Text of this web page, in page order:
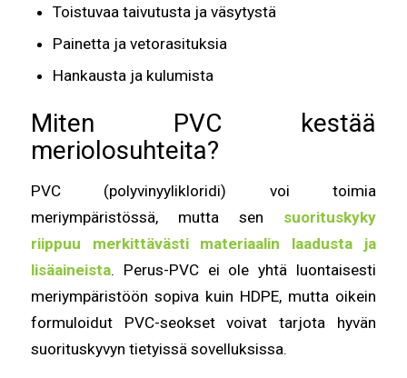
Toistuvaa taivutusta ja väsytystä
Painetta ja vetorasituksia
Hankausta ja kulumista
Miten PVC kestää
meriolosuhteita?
PVC (polyvinyylikloridi) voi toimia
meriympäristössä, mutta sen suorituskyky
riippuu merkittävästi materiaalin laadusta ja
lisäaineista. Perus-PVC ei ole yhtä luontaisesti
meriympäristöön sopiva kuin HDPE, mutta oikein
formuloidut PVC-seokset voivat tarjota hyvän
suorituskyvyn tietyissä sovelluksissa.